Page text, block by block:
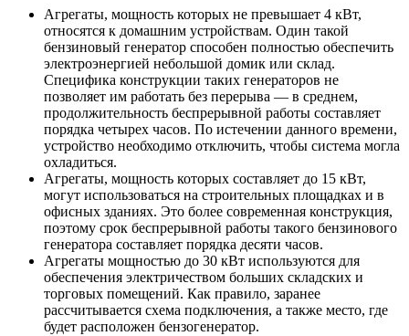
Агрегаты, мощность которых не превышает 4 кВт,
относятся к домашним устройствам. Один такой
бензиновый генератор способен полностью обеспечить
электроэнергией небольшой домик или склад.
Специфика конструкции таких генераторов не
позволяет им работать без перерыва — в среднем,
продолжительность беспрерывной работы составляет
порядка четырех часов. По истечении данного времени,
устройство необходимо отключить, чтобы система могла
охладиться.
Агрегаты, мощность которых составляет до 15 кВт,
могут использоваться на строительных площадках и в
офисных зданиях. Это более современная конструкция,
поэтому срок беспрерывной работы такого бензинового
генератора составляет порядка десяти часов.
Агрегаты мощностью до 30 кВт используются для
обеспечения электричеством больших складских и
торговых помещений. Как правило, заранее
рассчитывается схема подключения, а также место, где
будет расположен бензогенератор.